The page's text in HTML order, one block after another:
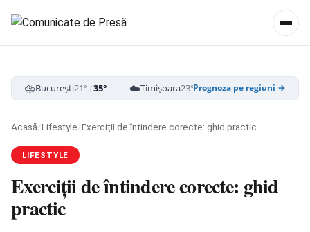
⛈️București21°/35° ☁️Timișoara23°/38° ⛈️Cluj-Napoca
Prognoza pe regiuni →
Acasă/Lifestyle/Exerciții de întindere corecte: ghid practic
LIFESTYLE
Exerciții de întindere corecte: ghid
practic